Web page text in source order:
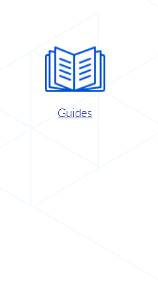
Guides